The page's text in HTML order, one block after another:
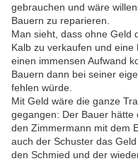
gebrauchen und wäre
Bauern zu reparieren.
Man sieht, dass ohne Geld
Kalb zu verkaufen und eine
einen immensen Aufwand
Bauern dann bei seiner
fehlen würde.
Mit Geld wäre die ganze
gegangen: Der Bauer hätte
den Zimmermann mit dem
auch der Schuster das
den Schmied und der